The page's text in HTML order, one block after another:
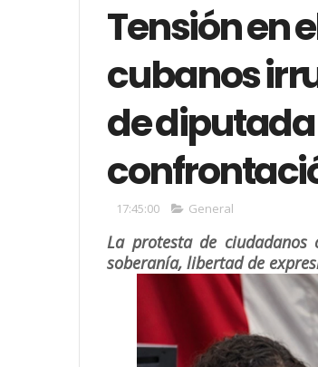
Tensión en
cubanos
de diputada
17:45:00 General
La protesta de
soberanía, libertad de